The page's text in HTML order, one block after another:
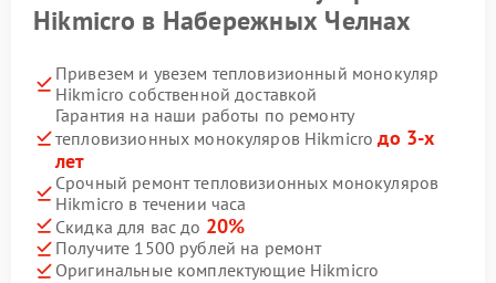
Hikmicro в Набережных Челнах
Привезем и увезем тепловизионный монокуляр
Hikmicro собственной доставкой
Гарантия на наши работы по ремонту
тепловизионных монокуляров Hikmicroдо 3-х
лет
Срочный ремонт тепловизионных монокуляров
Hikmicro в течении часа
Скидка для вас до 20%
Получите 1500 рублей на ремонт
Оригинальные комплектующие Hikmicro